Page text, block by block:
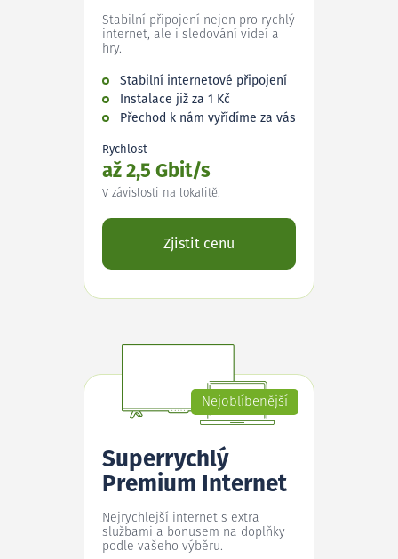
Stabilní připojení nejen pro rychlý
internet, ale i sledování videí a
hry.
Stabilní internetové připojení
Instalace již za 1 Kč
Přechod k nám vyřídíme za vás
Rychlost
až 2,5 Gbit/s
V závislosti na lokalitě.
Zjistit cenu
Nejoblíbenější
Superrychlý
Premium Internet
Nejrychlejší internet s extra
službami a bonusem na doplňky
podle vašeho výběru.